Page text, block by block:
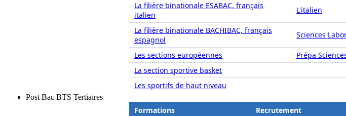
La filière binationale ESABAC, français
italien
L'italien
La filière binationale BACHIBAC, français
espagnol
Sciences
Les sections européennes
Prépa
La section sportive basket
Les sportifs de haut niveau
Post Bac BTS Tertiaires
Formations Recrutement